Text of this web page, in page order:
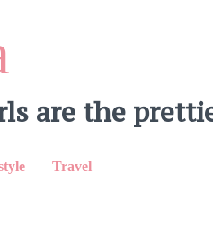
are the
Travel